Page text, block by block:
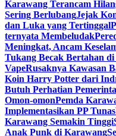
Karawang Terancam
Sering BerlubangJejak
dan Luka yang Tertinggal
ternyata Membeludak
Meningkat, Ancam
Tukang Becak Bertahan
VapeRusaknya Kawasan
Koin Harry Potter dari
Butuh Perhatian
Omon-omonPemda
Implementasikan PP Tunas
Karawang Semakin Tinggi
Anak Punk di Karawang